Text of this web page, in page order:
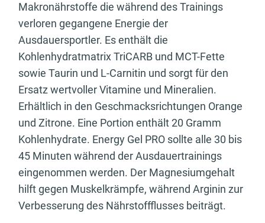
Makronährstoffe die während des Trainings
verloren gegangene Energie der
Ausdauersportler. Es enthält die
Kohlenhydratmatrix TriCARB und MCT-Fette
sowie Taurin und L-Carnitin und sorgt für den
Ersatz wertvoller Vitamine und Mineralien.
Erhältlich in den Geschmacksrichtungen Orange
und Zitrone. Eine Portion enthält 20 Gramm
Kohlenhydrate. Energy Gel PRO sollte alle 30 bis
45 Minuten während der Ausdauertrainings
eingenommen werden. Der Magnesiumgehalt
hilft gegen Muskelkrämpfe, während Arginin zur
Verbesserung des Nährstoffflusses beiträgt.